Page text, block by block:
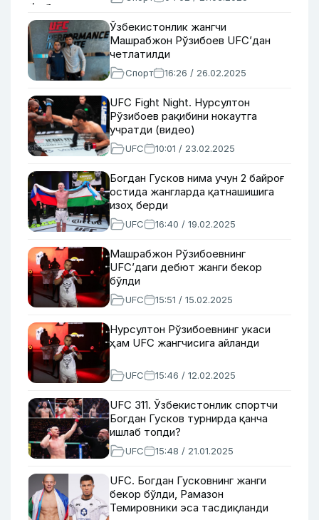
Ўзбекистонлик жангчи
Машрабжон Рўзибоев UFC’дан
четлатилди
Спорт 16:26 / 26.02.2025
UFC Fight Night. Нурсултон
Рўзибоев рақибини нокаутга
учратди (видео)
UFC 10:01 / 23.02.2025
Богдан Гусков нима учун 2 байроғ
остида жангларда қатнашишига
изоҳ берди
UFC 16:40 / 19.02.2025
Машрабжон Рўзибоевнинг
UFC’даги дебют жанги бекор
бўлди
UFC 15:51 / 15.02.2025
Нурсултон Рўзибоевнинг укаси
ҳам UFC жангчисига айланди
UFC 15:46 / 12.02.2025
UFC 311. Ўзбекистонлик спортчи
Богдан Гусков турнирда қанча
ишлаб топди?
UFC 15:48 / 21.01.2025
UFC. Богдан Гусковнинг жанги
бекор бўлди, Рамазон
Темировники эса тасдиқланди